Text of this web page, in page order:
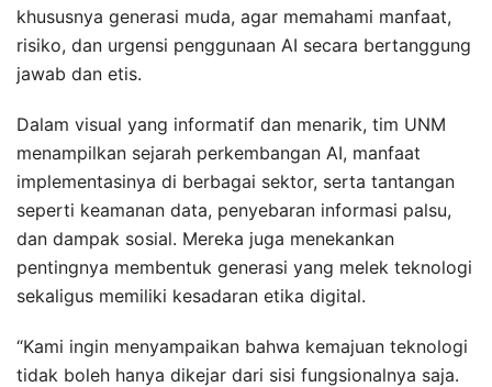
khususnya generasi muda, agar memahami manfaat,
risiko, dan urgensi penggunaan AI secara bertanggung
jawab dan etis.
Dalam visual yang informatif dan menarik, tim UNM
menampilkan sejarah perkembangan AI, manfaat
implementasinya di berbagai sektor, serta tantangan
seperti keamanan data, penyebaran informasi palsu,
dan dampak sosial. Mereka juga menekankan
pentingnya membentuk generasi yang melek teknologi
sekaligus memiliki kesadaran etika digital.
“Kami ingin menyampaikan bahwa kemajuan teknologi
tidak boleh hanya dikejar dari sisi fungsionalnya saja.